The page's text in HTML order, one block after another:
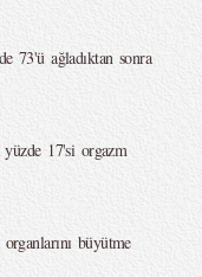
73'ü ağladıktan sonra
17'si orgazm
büyütme